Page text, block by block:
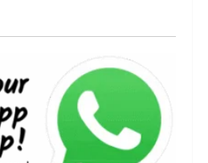
अवसर
STATES NEWS
महाराज की राजस्थान के मुख्यमंत्री से
शिष्टाचार भेंट पर्यटन और सांस्कृतिक
गतिविधियों के विस्तार पर हुई चर्चा
August 4, 2026